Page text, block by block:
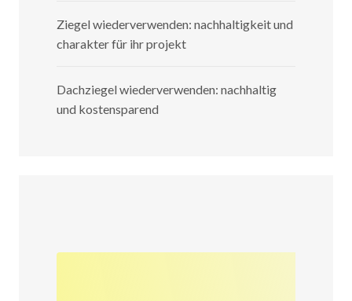
Ziegel wiederverwenden: nachhaltigkeit und
charakter für ihr projekt
Dachziegel wiederverwenden: nachhaltig
und kostensparend